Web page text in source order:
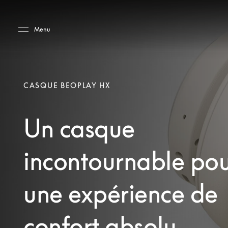
Menu
CASQUE BEOPLAY HX
Un casque
incontournable
une expérience de